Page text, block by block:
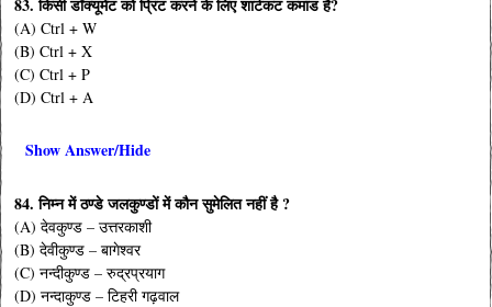
83. किसी डॉक्यूमेंट को प्रिंट करने के लिए शार्टकट कमांड है?
(A) Ctrl + W
(B) Ctrl + X
(C) Ctrl + P
(D) Ctrl + A
Show Answer/Hide
84. निम्न में ठण्डे जलकुण्डों में कौन सुमेलित नहीं है ?
(A) देवकुण्ड – उत्तरकाशी
(B) देवीकुण्ड – बागेश्वर
(C) नन्दीकुण्ड – रुद्रप्रयाग
(D) नन्दाकुण्ड – टिहरी गढ़वाल